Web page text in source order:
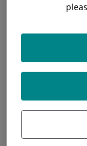
millorar i
seguiment es
S'indiquen
pauten dietes
carboni, dels